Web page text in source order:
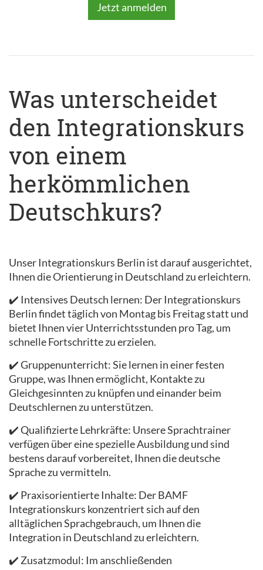
Jetzt anmelden
Was unterscheidet
den Integrationskurs
von einem
herkömmlichen
Deutschkurs?
Unser Integrationskurs Berlin ist darauf ausgerichtet,
Ihnen die Orientierung in Deutschland zu erleichtern.
✔️ Intensives Deutsch lernen: Der Integrationskurs
Berlin findet täglich von Montag bis Freitag statt und
bietet Ihnen vier Unterrichtsstunden pro Tag, um
schnelle Fortschritte zu erzielen.
✔️ Gruppenunterricht: Sie lernen in einer festen
Gruppe, was Ihnen ermöglicht, Kontakte zu
Gleichgesinnten zu knüpfen und einander beim
Deutschlernen zu unterstützen.
✔️ Qualifizierte Lehrkräfte: Unsere Sprachtrainer
verfügen über eine spezielle Ausbildung und sind
bestens darauf vorbereitet, Ihnen die deutsche
Sprache zu vermitteln.
✔️ Praxisorientierte Inhalte: Der BAMF
Integrationskurs konzentriert sich auf den
alltäglichen Sprachgebrauch, um Ihnen die
Integration in Deutschland zu erleichtern.
✔️ Zusatzmodul: Im anschließenden